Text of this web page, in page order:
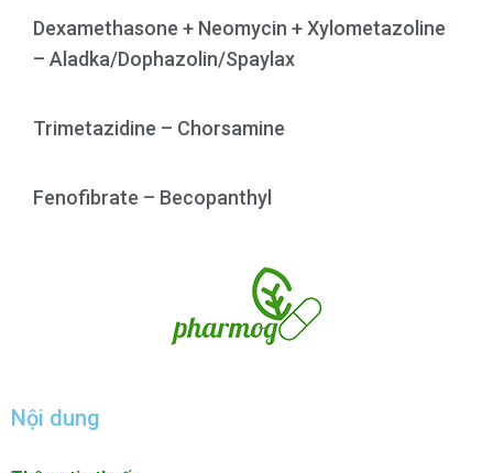
Dexamethasone + Neomycin + Xylometazoline
– Aladka/Dophazolin/Spaylax
Trimetazidine – Chorsamine
Fenofibrate – Becopanthyl
Nội dung